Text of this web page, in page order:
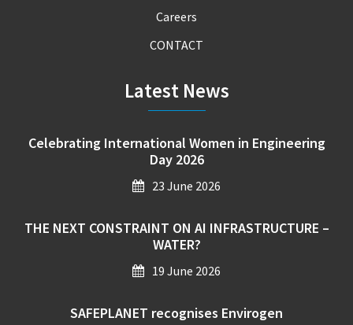
Careers
CONTACT
Latest News
Celebrating International Women in Engineering
Day 2026
23 June 2026
THE NEXT CONSTRAINT ON AI INFRASTRUCTURE –
WATER?
19 June 2026
SAFEPLANET recognises Envirogen